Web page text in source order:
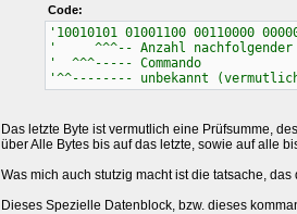
Code:
'10010101 01001100 00110000
' ^^^-- Anzahl nachfolgender
' ^^^----- Commando
'^^-------- unbekannt
Das letzte Byte ist vermutlich eine Prüfsumme,
über Alle Bytes bis auf das letzte, sowie auf alle
Was mich auch stutzig macht ist die tatsache,
Dieses Spezielle Datenblock, bzw. dieses